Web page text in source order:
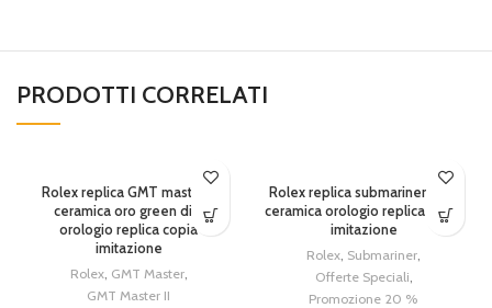
PRODOTTI CORRELATI
Rolex replica GMT master II
ceramica oro green dial
orologio replica copia
imitazione
Rolex, GMT Master,
GMT Master II
Rolex replica submariner nero
ceramica orologio replica copia
imitazione
Rolex Submariner
Offerte Speciali
Promozione 20 %